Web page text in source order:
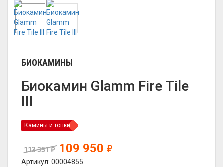
БИОКАМИНЫ
Биокамин Glamm Fire Tile
III
Камины и топки
113 351₽ 109 950 ₽
Артикул: 00004855